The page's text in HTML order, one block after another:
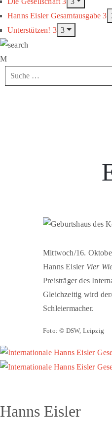
Hanns Eisler Gesamtausgabe
Unterstützen!
Mittwoch/16.
Hanns Eisler Vier
Preisträger des
Gleichzeitig wird
Schleiermacher.
Foto: © DSW, Leipzig
Hanns Eisler